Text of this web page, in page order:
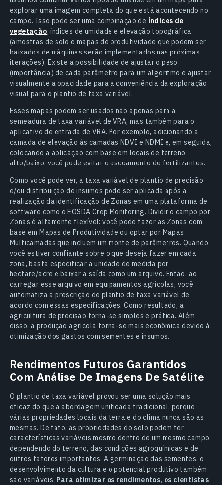
explorar uma imagem completa do que está acontecendo no
campo. Isso pode ser uma combinação de índices de
vegetação, índices de umidade e elevação topográfica
(amostras de solo e mapas de produtividade que podem ser
baixados de máquinas serão implementados nas próximas
iterações). Existe a possibilidade de ajustar o peso
(importância) de cada parâmetro para um algoritmo e ajustar
visualmente a opacidade para a conveniência da exploração
visual para o plantio de taxa variável.
Esses mapas podem ser usados não apenas para a
semeadura de taxa variável de VRA, mas também para o
aplicativo de entrada de VRA. Por exemplo, adicionando a
camada de elevação às camadas NDVI e NDMI e, em seguida,
colocando a aplicação com base em locais de terreno
alto/baixo, você pode evitar o escoamento de fertilizantes.
Como você pode ver, a taxa variável de plantio de precisão
e/ou distribuição de insumos pode ser aplicada após a
realização da identificação de Zonas em uma plataforma de
software como o EOSDA Crop Monitoring. Dividir o campo por
Zonas é altamente flexível: você pode fazer as Zonas com
base em Mapas de Produtividade ou optar por Mapas
Multicamadas que incluem um monte de parâmetros. Quando
você estiver confiante sobre o que deseja fazer em cada
zona, basta especificar a unidade de medida por
hectare/acre e baixar a saída como um arquivo. Então, ao
carregar esse arquivo em equipamentos agrícolas, você
automatiza a prescrição de plantio de taxa variável de
acordo com essas especificações. Como resultado, a
agricultura de precisão torna-se simples e prática. Além
disso, a produção agrícola torna-se mais econômica devido à
otimização dos gastos com sementes e insumos.
Rendimentos Futuros Garantidos
Com Análise De Imagens De Satélite
O plantio de taxa variável provou ser uma solução mais
eficaz do que a abordagem unificada tradicional, porque
várias propriedades locais da terra e do clima nunca são as
mesmas. De fato, as propriedades do solo podem ter
características variáveis mesmo dentro de um mesmo campo,
dependendo do terreno, das condições agroquímicas e de
outros fatores importantes. A germinação das sementes, o
desenvolvimento da cultura e o potencial produtivo também
são variáveis. Para otimizar os rendimentos, os cientistas